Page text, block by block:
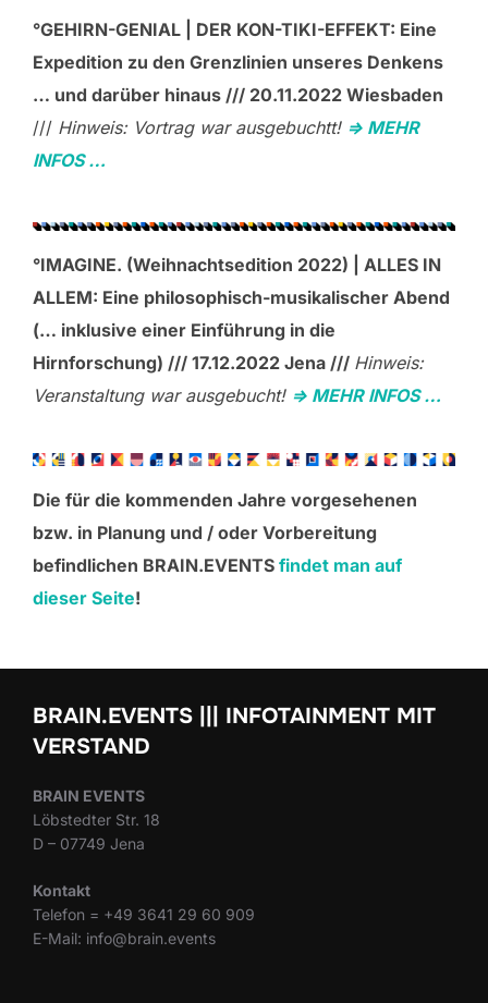
°GEHIRN-GENIAL | DER KON-TIKI-EFFEKT: Eine
Expedition zu den Grenzlinien unseres Denkens
… und darüber hinaus /// 20.11.2022 Wiesbaden
/// Hinweis: Vortrag war ausgebuchtt! => MEHR
INFOS …
°IMAGINE. (Weihnachtsedition 2022) | ALLES IN
ALLEM: Eine philosophisch-musikalischer Abend
(… inklusive einer Einführung in die
Hirnforschung) /// 17.12.2022 Jena /// Hinweis:
Veranstaltung war ausgebucht! => MEHR INFOS …
Die für die kommenden Jahre vorgesehenen
bzw. in Planung und / oder Vorbereitung
befindlichen BRAIN.EVENTS findet man auf
dieser Seite!
BRAIN.EVENTS ||| INFOTAINMENT MIT
VERSTAND
BRAIN EVENTS
Löbstedter Str. 18
D – 07749 Jena
Kontakt
Telefon = +49 3641 29 60 909
E-Mail: info@brain.events